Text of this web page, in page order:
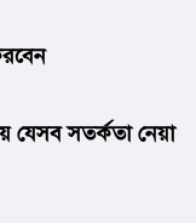
যেসব সতর্কতা নেয়া